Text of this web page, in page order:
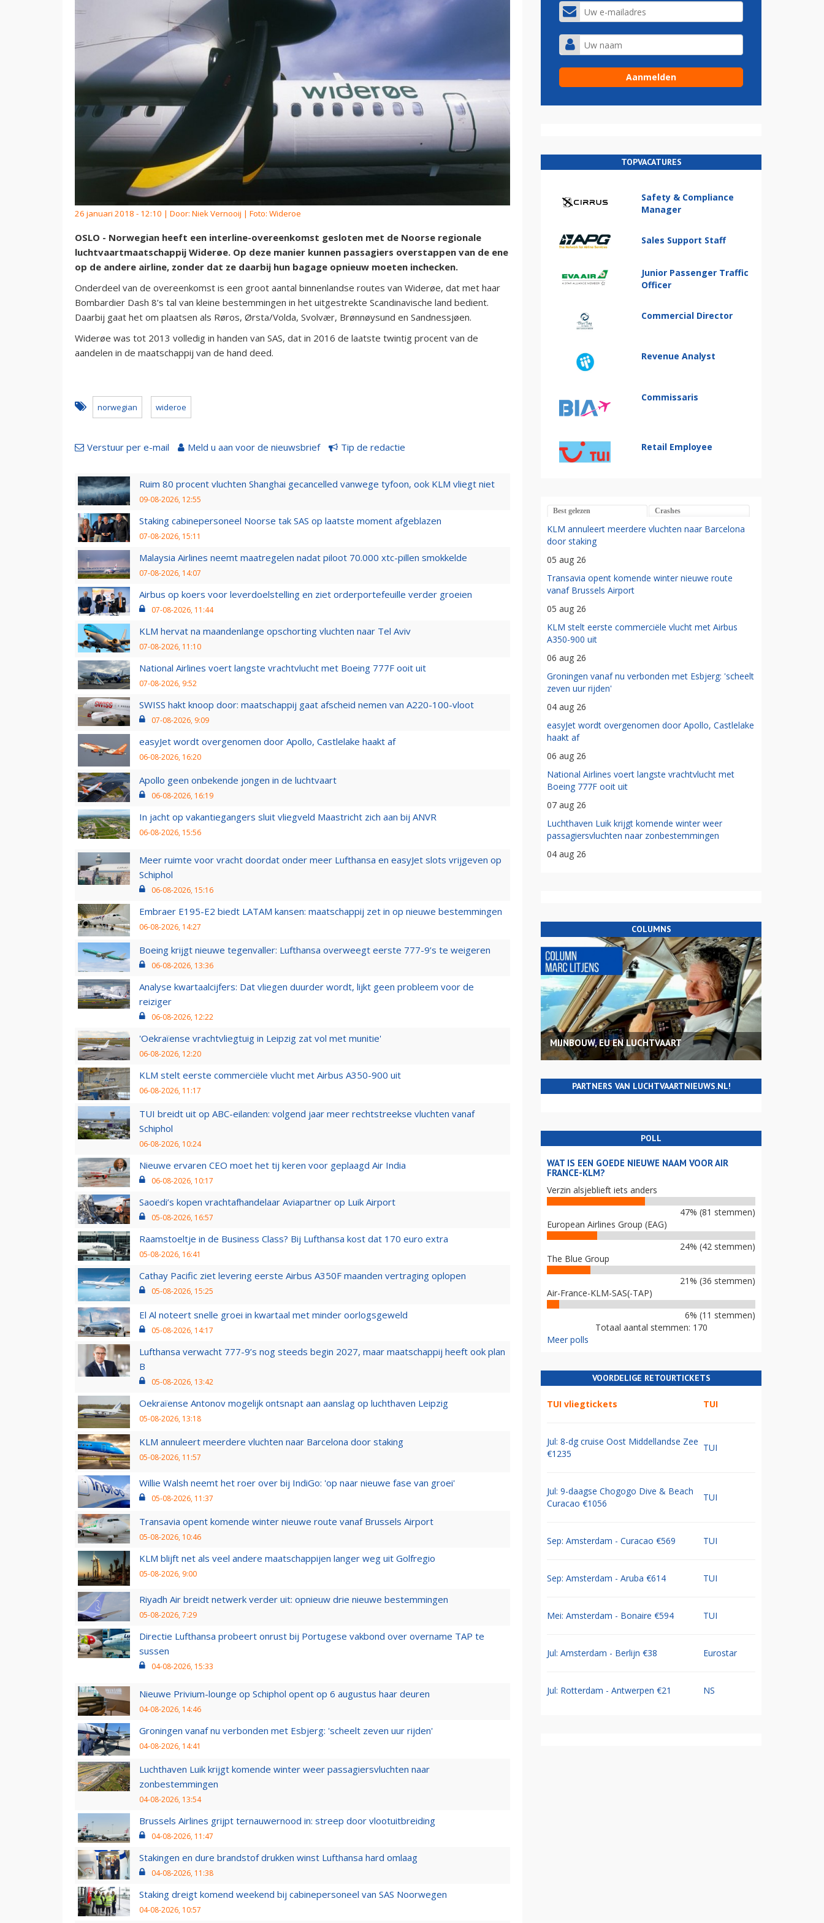
26 januari 2018 - 12:10 | Door: Niek Vernooij | Foto: Wideroe
OSLO - Norwegian heeft een interline-overeenkomst gesloten met de Noorse regionale
luchtvaartmaatschappij Widerøe. Op deze manier kunnen passagiers overstappen van de ene
op de andere airline, zonder dat ze daarbij hun bagage opnieuw moeten inchecken.
Onderdeel van de overeenkomst is een groot aantal binnenlandse routes van Widerøe, dat met haar
Bombardier Dash 8’s tal van kleine bestemmingen in het uitgestrekte Scandinavische land bedient.
Daarbij gaat het om plaatsen als Røros, Ørsta/Volda, Svolvær, Brønnøysund en Sandnessjøen.
Widerøe was tot 2013 volledig in handen van SAS, dat in 2016 de laatste twintig procent van de
aandelen in de maatschappij van de hand deed.
norwegian wideroe
Verstuur per e-mail Meld u aan voor de nieuwsbrief Tip de redactie
Ruim 80 procent vluchten Shanghai gecancelled vanwege tyfoon, ook KLM vliegt niet
09-08-2026, 12:55
Staking cabinepersoneel Noorse tak SAS op laatste moment afgeblazen
07-08-2026, 15:11
Malaysia Airlines neemt maatregelen nadat piloot 70.000 xtc-pillen smokkelde
07-08-2026, 14:07
Airbus op koers voor leverdoelstelling en ziet orderportefeuille verder groeien
07-08-2026, 11:44
KLM hervat na maandenlange opschorting vluchten naar Tel Aviv
07-08-2026, 11:10
National Airlines voert langste vrachtvlucht met Boeing 777F ooit uit
07-08-2026, 9:52
SWISS hakt knoop door: maatschappij gaat afscheid nemen van A220-100-vloot
07-08-2026, 9:09
easyJet wordt overgenomen door Apollo, Castlelake haakt af
06-08-2026, 16:20
Apollo geen onbekende jongen in de luchtvaart
06-08-2026, 16:19
In jacht op vakantiegangers sluit vliegveld Maastricht zich aan bij ANVR
06-08-2026, 15:56
Meer ruimte voor vracht doordat onder meer Lufthansa en easyJet slots vrijgeven op
Schiphol
06-08-2026, 15:16
Embraer E195-E2 biedt LATAM kansen: maatschappij zet in op nieuwe bestemmingen
06-08-2026, 14:27
Boeing krijgt nieuwe tegenvaller: Lufthansa overweegt eerste 777-9’s te weigeren
06-08-2026, 13:36
Analyse kwartaalcijfers: Dat vliegen duurder wordt, lijkt geen probleem voor de
reiziger
06-08-2026, 12:22
'Oekraïense vrachtvliegtuig in Leipzig zat vol met munitie'
06-08-2026, 12:20
KLM stelt eerste commerciële vlucht met Airbus A350-900 uit
06-08-2026, 11:17
TUI breidt uit op ABC-eilanden: volgend jaar meer rechtstreekse vluchten vanaf
Schiphol
06-08-2026, 10:24
Nieuwe ervaren CEO moet het tij keren voor geplaagd Air India
06-08-2026, 10:17
Saoedi’s kopen vrachtafhandelaar Aviapartner op Luik Airport
05-08-2026, 16:57
Raamstoeltje in de Business Class? Bij Lufthansa kost dat 170 euro extra
05-08-2026, 16:41
Cathay Pacific ziet levering eerste Airbus A350F maanden vertraging oplopen
05-08-2026, 15:25
El Al noteert snelle groei in kwartaal met minder oorlogsgeweld
05-08-2026, 14:17
Lufthansa verwacht 777-9’s nog steeds begin 2027, maar maatschappij heeft ook plan
B
05-08-2026, 13:42
Oekraïense Antonov mogelijk ontsnapt aan aanslag op luchthaven Leipzig
05-08-2026, 13:18
KLM annuleert meerdere vluchten naar Barcelona door staking
05-08-2026, 11:57
Willie Walsh neemt het roer over bij IndiGo: 'op naar nieuwe fase van groei'
05-08-2026, 11:37
Transavia opent komende winter nieuwe route vanaf Brussels Airport
05-08-2026, 10:46
KLM blijft net als veel andere maatschappijen langer weg uit Golfregio
05-08-2026, 9:00
Riyadh Air breidt netwerk verder uit: opnieuw drie nieuwe bestemmingen
05-08-2026, 7:29
Directie Lufthansa probeert onrust bij Portugese vakbond over overname TAP te
sussen
04-08-2026, 15:33
Nieuwe Privium-lounge op Schiphol opent op 6 augustus haar deuren
04-08-2026, 14:46
Groningen vanaf nu verbonden met Esbjerg: 'scheelt zeven uur rijden'
04-08-2026, 14:41
Luchthaven Luik krijgt komende winter weer passagiersvluchten naar
zonbestemmingen
04-08-2026, 13:54
Brussels Airlines grijpt ternauwernood in: streep door vlootuitbreiding
04-08-2026, 11:47
Stakingen en dure brandstof drukken winst Lufthansa hard omlaag
04-08-2026, 11:38
Staking dreigt komend weekend bij cabinepersoneel van SAS Noorwegen
04-08-2026, 10:57
TOPVACATURES
Safety & Compliance
Manager
Sales Support Staff
Junior Passenger Traffic
Officer
Commercial Director
Revenue Analyst
Commissaris
Retail Employee
Best gelezen Crashes
KLM annuleert meerdere vluchten naar Barcelona
door staking
05 aug 26
Transavia opent komende winter nieuwe route
vanaf Brussels Airport
05 aug 26
KLM stelt eerste commerciële vlucht met Airbus
A350-900 uit
06 aug 26
Groningen vanaf nu verbonden met Esbjerg: 'scheelt
zeven uur rijden'
04 aug 26
easyJet wordt overgenomen door Apollo, Castlelake
haakt af
06 aug 26
National Airlines voert langste vrachtvlucht met
Boeing 777F ooit uit
07 aug 26
Luchthaven Luik krijgt komende winter weer
passagiersvluchten naar zonbestemmingen
04 aug 26
COLUMNS
MIJNBOUW, EU EN LUCHTVAART
PARTNERS VAN LUCHTVAARTNIEUWS.NL!
POLL
WAT IS EEN GOEDE NIEUWE NAAM VOOR AIR
FRANCE-KLM?
Verzin alsjeblieft iets anders
47% (81 stemmen)
European Airlines Group (EAG)
24% (42 stemmen)
The Blue Group
21% (36 stemmen)
Air-France-KLM-SAS(-TAP)
6% (11 stemmen)
Totaal aantal stemmen: 170
Meer polls
VOORDELIGE RETOURTICKETS
TUI vliegtickets TUI
Jul: 8-dg cruise Oost Middellandse Zee
€1235
TUI
Jul: 9-daagse Chogogo Dive & Beach
Curacao €1056
TUI
Sep: Amsterdam - Curacao €569 TUI
Sep: Amsterdam - Aruba €614 TUI
Mei: Amsterdam - Bonaire €594 TUI
Jul: Amsterdam - Berlijn €38 Eurostar
Jul: Rotterdam - Antwerpen €21 NS